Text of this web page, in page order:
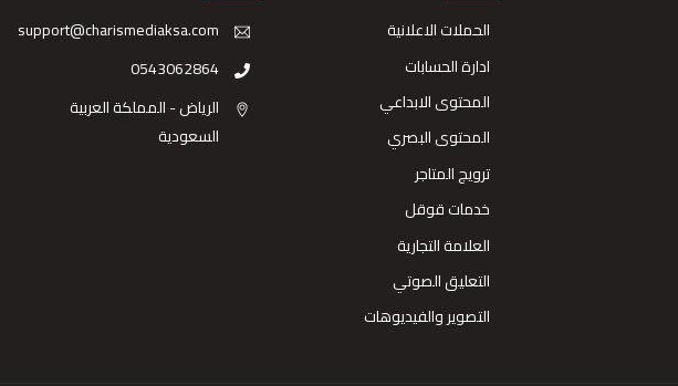
الحملات الاعلانية
ادارة الحسابات
المحتوى الابداعي
المحتوى البصري
ترويج المتاجر
خدمات قوقل
العلامة التجارية
التعليق الصوتي
التصوير والفيديوهات
support@charismediaksa.com
0543062864
الرياض - المملكة العربية
السعودية